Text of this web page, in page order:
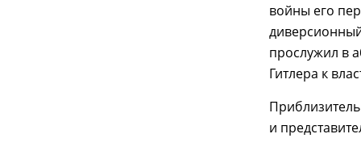
войны его
прослужил в
Гитлера к
и